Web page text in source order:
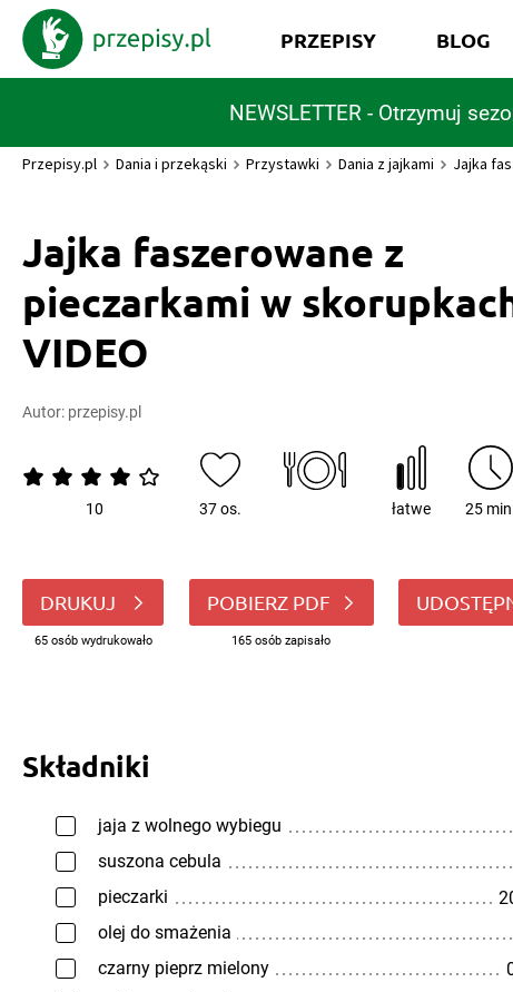
NEWSLETTER - Otrzymuj
PRZEPISY BLOG
Przepisy.pl Dania i przekąski Przystawki Dania z jajkami Jajka
Jajka faszerowane z
pieczarkami w
VIDEO
Autor: przepisy.pl
10 37 os. łatwe 25
DRUKUJ
65 osób wydrukowało
POBIERZ PDF
165 osób zapisało
Składniki
jaja z wolnego wybiegu
suszona cebula
pieczarki
olej do smażenia
czarny pieprz mielony